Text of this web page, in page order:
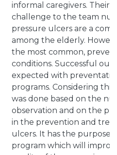
informal caregivers. Their
challenge to the team
pressure ulcers are a
among the elderly.
the most common,
conditions. Successful
expected with
programs. Considering this
was done based on the
observation and on the
in the prevention and
ulcers. It has the purpose
program which will